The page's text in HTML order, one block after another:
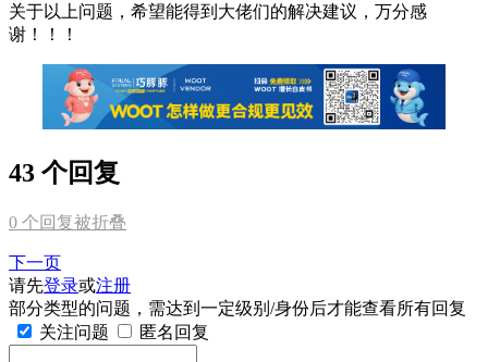
关于以上问题，希望能得到大佬们的解决建议，万分感
谢！！！
43 个回复
0 个回复被折叠
下一页
请先登录或注册
部分类型的问题，需达到一定级别/身份后才能查看所有回复
关注问题
匿名回复